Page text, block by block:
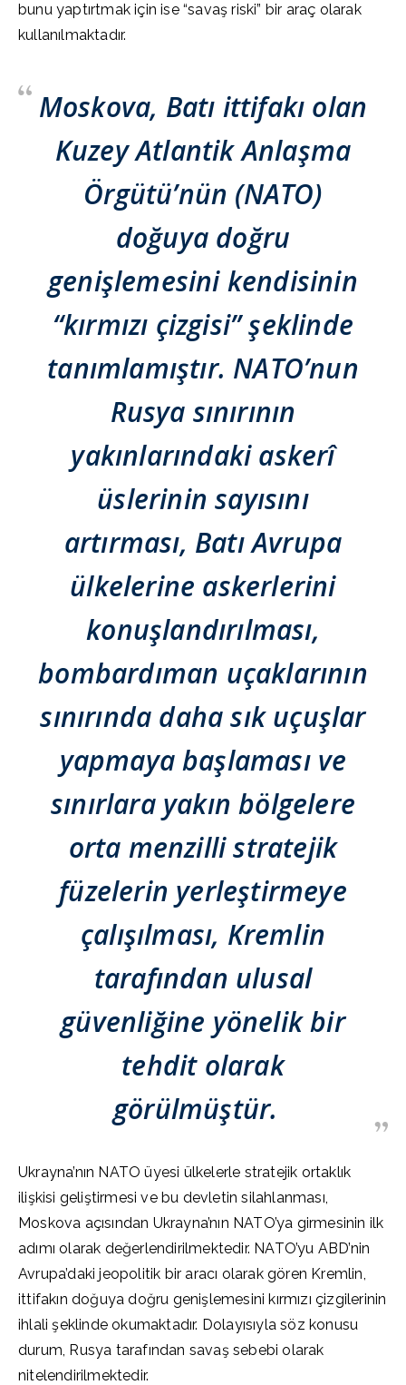
bunu yaptırtmak için ise “savaş riski” bir araç olarak
kullanılmaktadır.
Moskova, Batı ittifakı olan
Kuzey Atlantik Anlaşma
Örgütü’nün (NATO)
doğuya doğru
genişlemesini kendisinin
“kırmızı çizgisi” şeklinde
tanımlamıştır. NATO’nun
Rusya sınırının
yakınlarındaki askerî
üslerinin sayısını
artırması, Batı Avrupa
ülkelerine askerlerini
konuşlandırılması,
bombardıman uçaklarının
sınırında daha sık uçuşlar
yapmaya başlaması ve
sınırlara yakın bölgelere
orta menzilli stratejik
füzelerin yerleştirmeye
çalışılması, Kremlin
tarafından ulusal
güvenliğine yönelik bir
tehdit olarak
görülmüştür.
Ukrayna’nın NATO üyesi ülkelerle stratejik ortaklık
ilişkisi geliştirmesi ve bu devletin silahlanması,
Moskova açısından Ukrayna’nın NATO’ya girmesinin ilk
adımı olarak değerlendirilmektedir. NATO’yu ABD’nin
Avrupa’daki jeopolitik bir aracı olarak gören Kremlin,
ittifakın doğuya doğru genişlemesini kırmızı çizgilerinin
ihlali şeklinde okumaktadır. Dolayısıyla söz konusu
durum, Rusya tarafından savaş sebebi olarak
nitelendirilmektedir.